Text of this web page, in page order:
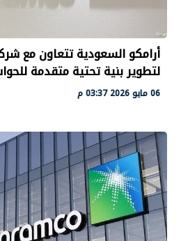
لتطوير بنية تحتية متقدمة
06 مايو 2026 03:37 م